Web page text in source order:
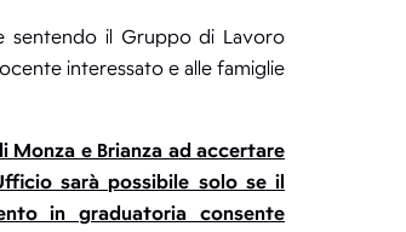
sentendo il Gruppo di Lavoro
interessato e alle famiglie
e Brianza ad accertare
sarà possibile solo se il
in graduatoria consente